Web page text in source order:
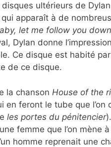
ultérieurs de
apparaît à de
let me follow you down
Dylan donne
Ce disque est habité par
de ce disque.
la chanson House of the
en feront le tube que
les portes du pénitencier
femme que l’on
homme reprenait une